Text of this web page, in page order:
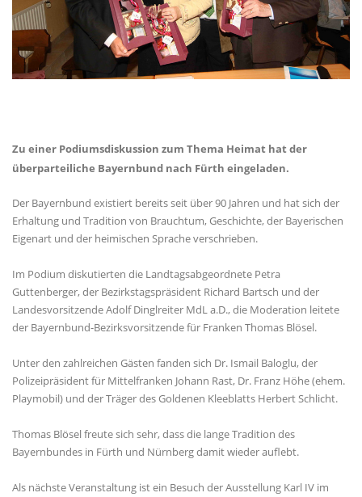
Zu einer Podiumsdiskussion zum Thema Heimat hat der
überparteiliche Bayernbund nach Fürth eingeladen.
Der Bayernbund existiert bereits seit über 90 Jahren und hat sich der
Erhaltung und Tradition von Brauchtum, Geschichte, der Bayerischen
Eigenart und der heimischen Sprache verschrieben.
Im Podium diskutierten die Landtagsabgeordnete Petra
Guttenberger, der Bezirkstagspräsident Richard Bartsch und der
Landesvorsitzende Adolf Dinglreiter MdL a.D., die Moderation leitete
der Bayernbund-Bezirksvorsitzende für Franken Thomas Blösel.
Unter den zahlreichen Gästen fanden sich Dr. Ismail Baloglu, der
Polizeipräsident für Mittelfranken Johann Rast, Dr. Franz Höhe (ehem.
Playmobil) und der Träger des Goldenen Kleeblatts Herbert Schlicht.
Thomas Blösel freute sich sehr, dass die lange Tradition des
Bayernbundes in Fürth und Nürnberg damit wieder auflebt.
Als nächste Veranstaltung ist ein Besuch der Ausstellung Karl IV im